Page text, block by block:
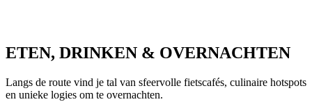
ETEN, DRINKEN & OVERNACHTEN
Langs de route vind je tal van sfeervolle fietscafés, culinaire hotspots
en unieke logies om te overnachten.